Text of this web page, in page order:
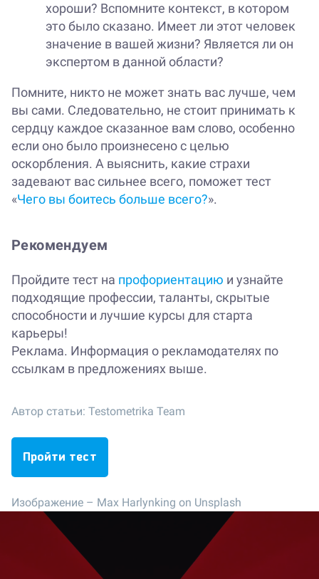
хороши? Вспомните контекст, в котором
это было сказано. Имеет ли этот человек
значение в вашей жизни? Является ли он
экспертом в данной области?
Помните, никто не может знать вас лучше, чем
вы сами. Следовательно, не стоит принимать к
сердцу каждое сказанное вам слово, особенно
если оно было произнесено с целью
оскорбления. А выяснить, какие страхи
задевают вас сильнее всего, поможет тест
«Чего вы боитесь больше всего?».
Рекомендуем
Пройдите тест на профориентацию и узнайте
подходящие профессии, таланты, скрытые
способности и лучшие курсы для старта
карьеры!
Реклама. Информация о рекламодателях по
ссылкам в предложениях выше.
Автор статьи: Testometrika Team
Пройти тест
Изображение – Max Harlynking on Unsplash